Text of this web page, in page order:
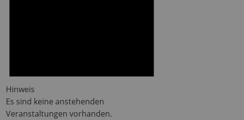
Hinweis
Es sind keine anstehenden
Veranstaltungen vorhanden.